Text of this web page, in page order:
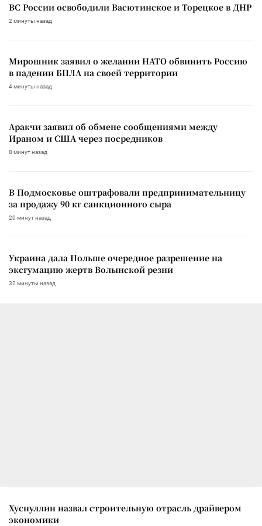
ВС России освободили Васютинское и Торецкое в ДНР
2 минуты назад
Мирошник заявил о желании НАТО обвинить Россию
в падении БПЛА на своей территории
4 минуты назад
Аракчи заявил об обмене сообщениями между
Ираном и США через посредников
8 минут назад
В Подмосковье оштрафовали предпринимательницу
за продажу 90 кг санкционного сыра
20 минут назад
Украина дала Польше очередное разрешение на
эксгумацию жертв Волынской резни
32 минуты назад
Хуснуллин назвал строительную отрасль драйвером
экономики